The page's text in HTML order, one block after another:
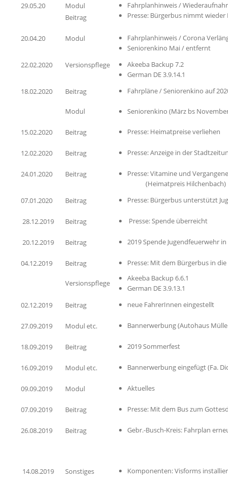
29.05.20
Modul
Beitrag
Fahrplanhinweis /
Presse: Bürgerbus nimmt wieder
20.04.20 Modul
Fahrplanhinweis / Corona
Seniorenkino Mai / entfernt
22.02.2020
Versionspflege
Akeeba Backup 7.2
German DE 3.9.14.1
18.02.2020
Beitrag
Modul
Fahrpläne / Seniorenkino auf
Seniorenkino (März bs
15.02.2020 Beitrag Presse: Heimatpreise verliehen
12.02.2020 Beitrag Presse: Anzeige in der
24.01.2020 Beitrag
Presse: Vitamine und
(Heimatpreis Hilchenbach)
07.01.2020
Beitrag Presse: Bürgerbus unterstützt
28.12.2019 Beitrag Presse: Spende überreicht
20.12.2019 Beitrag 2019 Spende Jugendfeuerwehr
04.12.2019 Beitrag
Versionspflege
Presse: Mit dem Bürgerbus in die
Akeeba Backup 6.6.1
German DE 3.9.13.1
02.12.2019
Beitrag neue FahrerInnen eingestellt
27.09.2019 Modul etc. Bannerwerbung (Autohaus
18.09.2019 Beitrag 2019 Sommerfest
16.09.2019 Modul etc. Bannerwerbung eingefügt (Fa.
09.09.2019 Modul Aktuelles
07.09.2019 Beitrag Presse: Mit dem Bus zum
26.08.2019 Beitrag Gebr.-Busch-Kreis: Fahrplan
14.08.2019 Sonstiges
Komponenten: Visforms